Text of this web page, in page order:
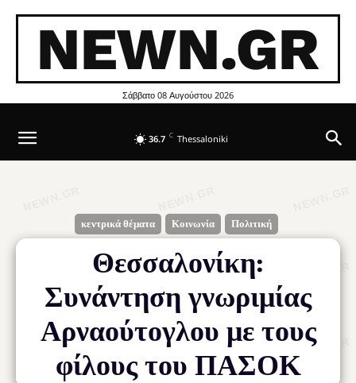
NEWN.GR
Σάββατο 08 Αυγούστου 2026
36.7 C Thessaloniki
κεντρικά θέματα Κοινωνία Πολιτική
Θεσσαλονίκη:
Συνάντηση γνωριμίας
Αρναούτογλου με τους
φίλους του ΠΑΣΟΚ